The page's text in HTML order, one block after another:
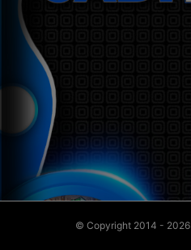
© Copyright 2014 - 2026